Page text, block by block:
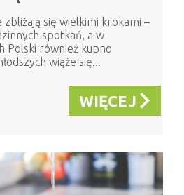
zbliżają się wielkimi krokami –
spotkań, a w
Polski również kupno
wiąże się...
WIĘCEJ